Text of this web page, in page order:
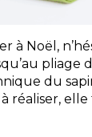
à Noël,
pliage
du
réaliser,